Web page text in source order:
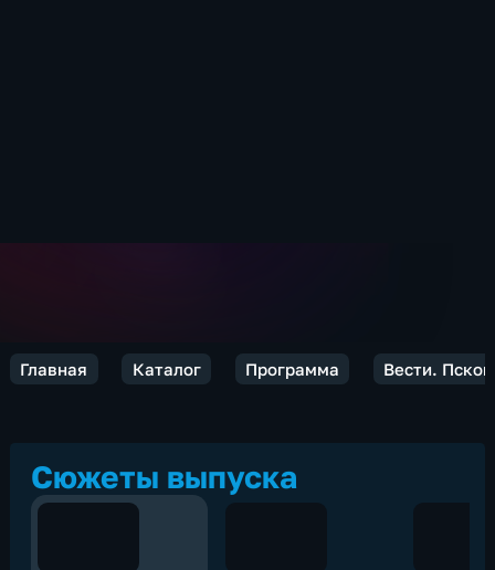
Главная Каталог Программа Вести. Псков
Сюжеты выпуска